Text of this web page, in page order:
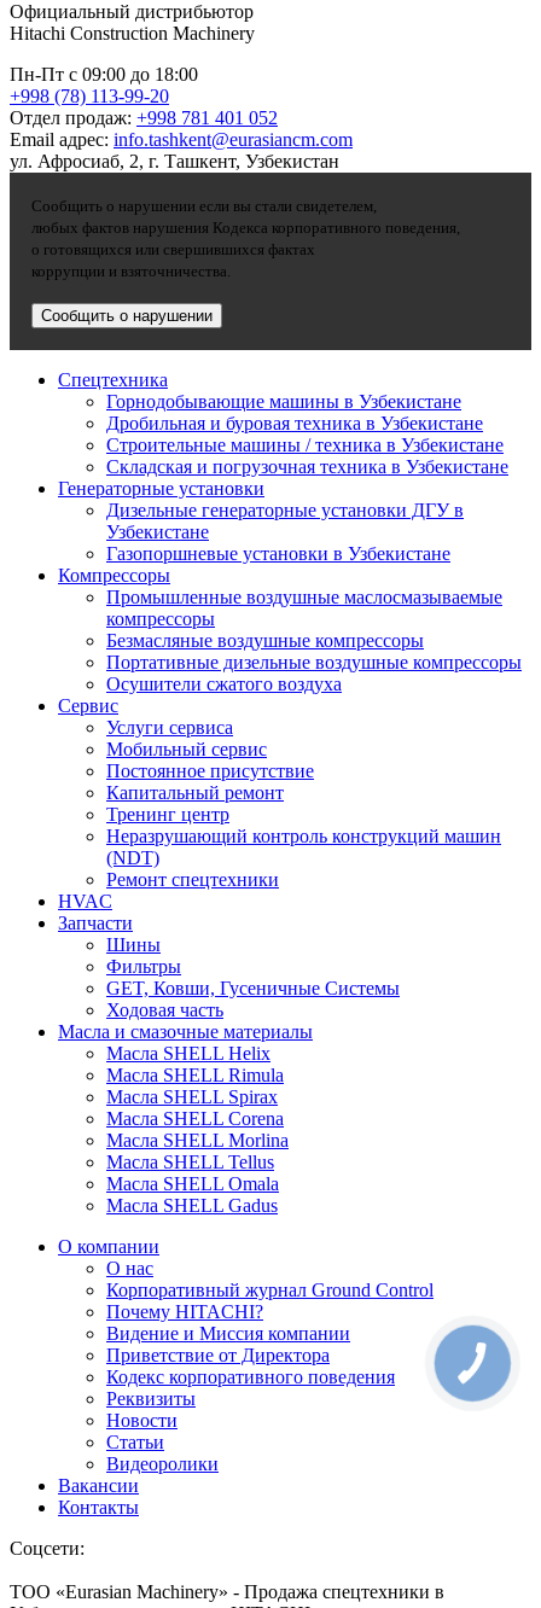
Официальный дистрибьютор
Hitachi Construction Machinery
Пн-Пт с 09:00 до 18:00
+998 (78) 113-99-20
Отдел продаж: +998 781 401 052
Email адрес: info.tashkent@eurasiancm.com
ул. Афросиаб, 2, г. Ташкент, Узбекистан
Сообщить о нарушении если вы стали свидетелем,
любых фактов нарушения Кодекса корпоративного поведения,
о готовящихся или свершившихся фактах
коррупции и взяточничества.
Сообщить о нарушении
Спецтехника
Горнодобывающие машины в Узбекистане
Дробильная и буровая техника в Узбекистане
Строительные машины / техника в Узбекистане
Складская и погрузочная техника в Узбекистане
Генераторные установки
Дизельные генераторные установки ДГУ в
Узбекистане
Газопоршневые установки в Узбекистане
Компрессоры
Промышленные воздушные маслосмазываемые
компрессоры
Безмасляные воздушные компрессоры
Портативные дизельные воздушные компрессоры
Осушители сжатого воздуха
Сервис
Услуги сервиса
Мобильный сервис
Постоянное присутствие
Капитальный ремонт
Тренинг центр
Неразрушающий контроль конструкций машин
(NDT)
Ремонт спецтехники
HVAC
Запчасти
Шины
Фильтры
GET, Ковши, Гусеничные Системы
Ходовая часть
Масла и смазочные материалы
Масла SHELL Helix
Масла SHELL Rimula
Масла SHELL Spirax
Масла SHELL Corena
Масла SHELL Morlina
Масла SHELL Tellus
Масла SHELL Omala
Масла SHELL Gadus
О компании
О нас
Корпоративный журнал Ground Control
Почему HITACHI?
Видение и Миссия компании
Приветствие от Директора
Кодекс корпоративного поведения
Реквизиты
Новости
Статьи
Видеоролики
Вакансии
Контакты
Соцсети:
ТОО «Eurasian Machinery» - Продажа спецтехники в